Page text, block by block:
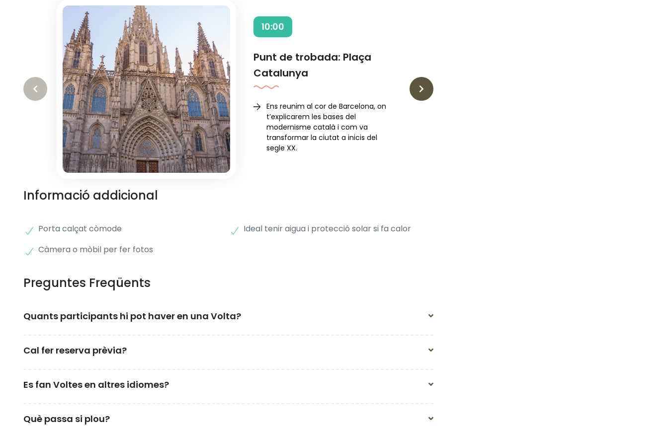
10:00
Punt de trobada: Plaça
Catalunya
Ens reunim al cor de Barcelona, on
t’explicarem les bases del
modernisme català i com va
transformar la ciutat a inicis del
segle XX.
‹ ›
Informació addicional
Porta calçat còmode
Ideal tenir aigua i protecció solar si fa calor
Càmera o mòbil per fer fotos
Preguntes Freqüents
Quants participants hi pot haver en una Volta?
experiència propera i de qualitat.
Cal fer reserva prèvia?
Es fan Voltes en altres idiomes?
Què passa si plou?